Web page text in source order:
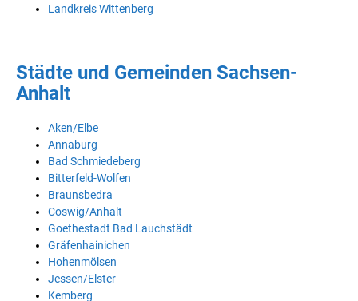
Landkreis Wittenberg
Städte und Gemeinden Sachsen-
Anhalt
Aken/Elbe
Annaburg
Bad Schmiedeberg
Bitterfeld-Wolfen
Braunsbedra
Coswig/Anhalt
Goethestadt Bad Lauchstädt
Gräfenhainichen
Hohenmölsen
Jessen/Elster
Kemberg